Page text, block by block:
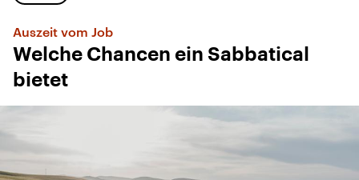
Auszeit vom Job
Welche Chancen ein Sabbatical
bietet